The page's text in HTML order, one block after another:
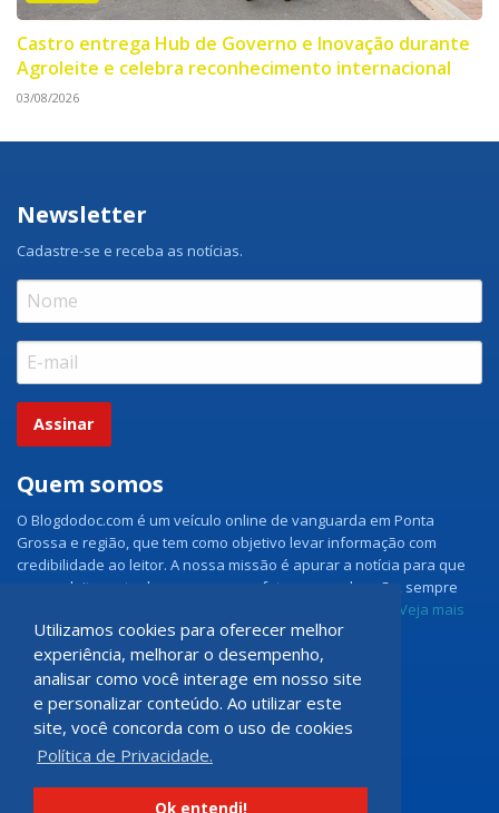
Utilizamos cookies para oferecer melhor
experiência, melhorar o desempenho,
analisar como você interage em nosso site
e personalizar conteúdo. Ao utilizar este
site, você concorda com o uso de cookies
Política de Privacidade.
Ok entendi!
Castro entrega Hub de Governo e Inovação durante
Agroleite e celebra reconhecimento internacional
03/08/2026
Newsletter
Cadastre-se e receba as notícias.
Assinar
Quem somos
O Blogdodoc.com é um veículo online de vanguarda em Ponta
Grossa e região, que tem como objetivo levar informação com
credibilidade ao leitor. A nossa missão é apurar a notícia para que
nossos leitores tenham acesso aos fatos como eles são, sempre
Veja mais
Grupo Doc.com
Rua Rio de Janeiro, 150 - Sala 102
CEP: 84070-060 - Nova Rússia
Ponta Grossa \ PR